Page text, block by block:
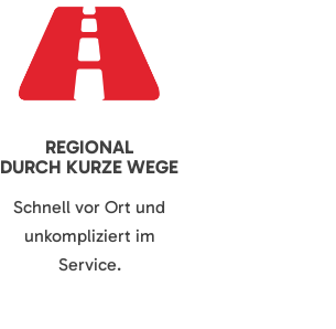
REGIONAL
DURCH KURZE WEGE
Schnell vor Ort und
unkompliziert im
Service.